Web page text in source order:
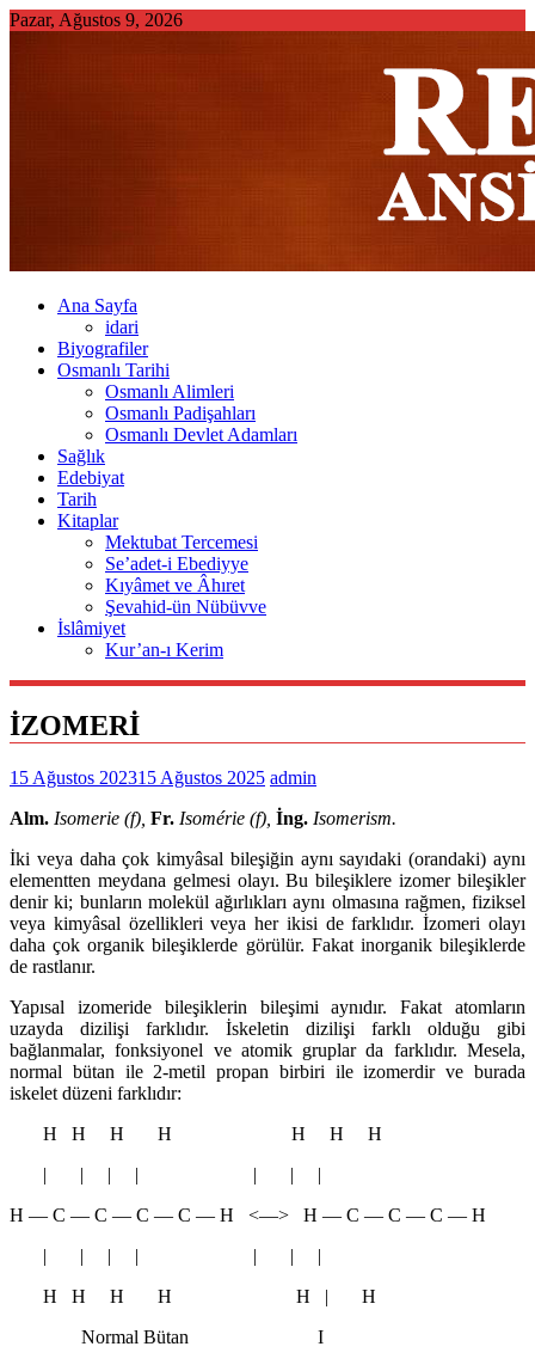
Skip
Pazar, Ağustos 9, 2026
Ana Sayfa
idari
Biyografiler
Osmanlı Tarihi
Osmanlı Alimleri
Osmanlı Padişahları
Osmanlı Devlet Adamları
Sağlık
Edebiyat
Tarih
Kitaplar
Mektubat Tercemesi
Se’adet-i Ebediyye
Kıyâmet ve Âhıret
Şevahid-ün Nübüvve
İslâmiyet
Kur’an-ı Kerim
İZOMERİ
15 Ağustos 202315 Ağustos 2025 admin
Alm. Isomerie (f), Fr. Isomérie (f), İng. Isomerism.
İki veya daha çok kimyâsal bileşiğin aynı sayıdaki (orandaki) aynı
elementten meydana gelmesi olayı. Bu bileşiklere izomer bileşikler
denir ki; bunların molekül ağırlıkları aynı olmasına rağmen, fiziksel
veya kimyâsal özellikleri veya her ikisi de farklıdır. İzomeri olayı
daha çok organik bileşiklerde görülür. Fakat inorganik bileşiklerde
de rastlanır.
Yapısal izomeride bileşiklerin bileşimi aynıdır. Fakat atomların
uzayda dizilişi farklıdır. İskeletin dizilişi farklı olduğu gibi
bağlanmalar, fonksiyonel ve atomik gruplar da farklıdır. Mesela,
normal bütan ile 2-metil propan birbiri ile izomerdir ve burada
iskelet düzeni farklıdır:
H H H H H H H
| | | | | | |
H ― C ― C ― C ― C ― H <―> H ― C ― C ― C ― H
| | | | | | |
H H H H H | H
Normal Bütan I